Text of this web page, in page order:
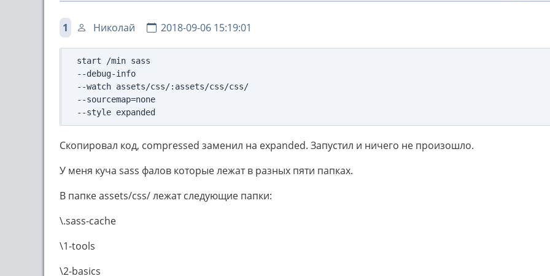
1 Николай 2018-09-06 15:19:01
start /min sass
--debug-info
--watch assets/css/:assets/css/css/
--sourcemap=none
--style expanded
Скопировал код, compressed заменил на expanded. Запустил и ничего не произошло.
У меня куча sass фалов которые лежат в разных пяти папках.
В папке assets/css/ лежат следующие папки:
\.sass-cache
\1-tools
\2-basics